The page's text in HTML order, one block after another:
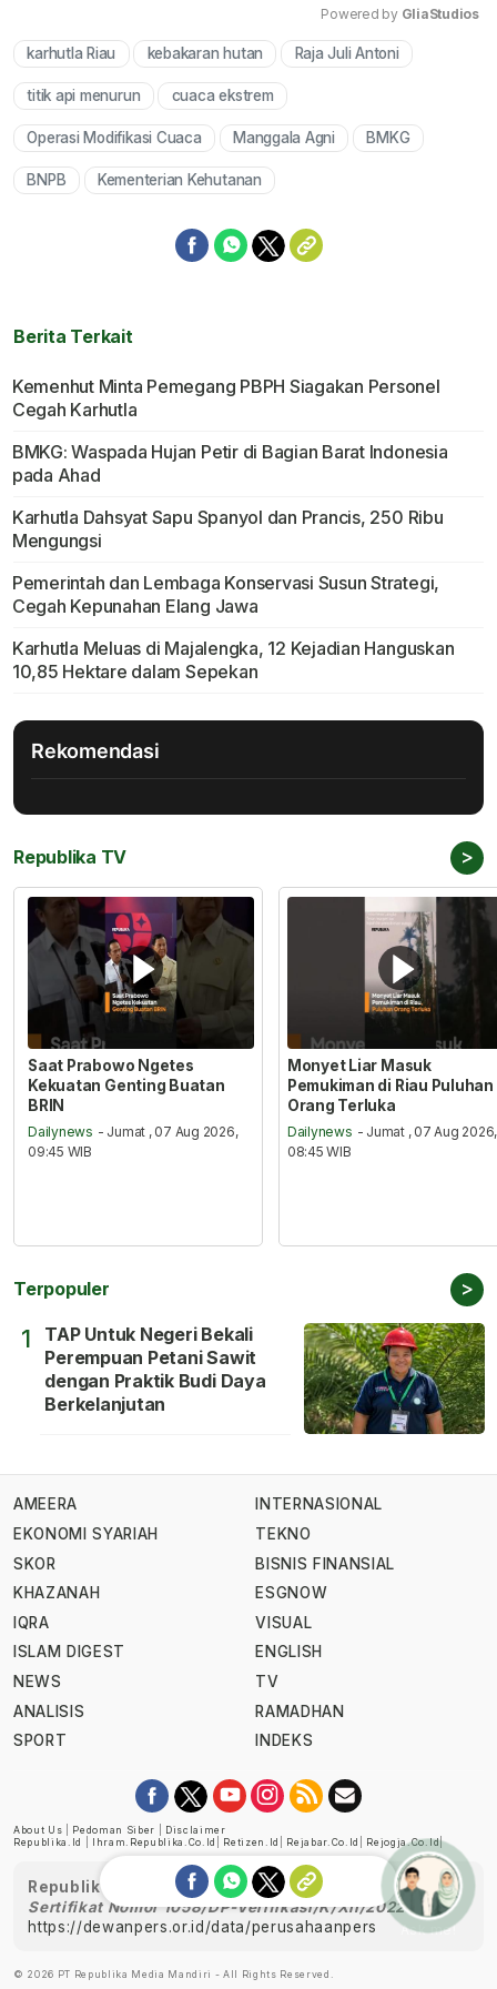
Mute
Powered by GliaStudios
karhutla Riau kebakaran hutan Raja Juli Antoni
titik api menurun cuaca ekstrem
Operasi Modifikasi Cuaca Manggala Agni BMKG
BNPB Kementerian Kehutanan
Berita Terkait
Kemenhut Minta Pemegang PBPH Siagakan Personel
Cegah Karhutla
BMKG: Waspada Hujan Petir di Bagian Barat Indonesia
pada Ahad
Karhutla Dahsyat Sapu Spanyol dan Prancis, 250 Ribu
Mengungsi
Pemerintah dan Lembaga Konservasi Susun Strategi,
Cegah Kepunahan Elang Jawa
Karhutla Meluas di Majalengka, 12 Kejadian Hanguskan
10,85 Hektare dalam Sepekan
Rekomendasi
Republika TV >
Saat Prabowo Ngetes
Kekuatan Genting Buatan
BRIN
Dailynews - Jumat , 07 Aug 2026,
09:45 WIB
Monyet Liar Masuk
Pemukiman di Riau Puluhan
Orang Terluka
Dailynews - Jumat , 07 Aug 2026,
08:45 WIB
Terpopuler >
1
TAP Untuk Negeri Bekali
Perempuan Petani Sawit
dengan Praktik Budi Daya
Berkelanjutan
AMEERA
EKONOMI SYARIAH
SKOR
KHAZANAH
IQRA
ISLAM DIGEST
NEWS
ANALISIS
SPORT
INTERNASIONAL
TEKNO
BISNIS FINANSIAL
ESGNOW
VISUAL
ENGLISH
TV
RAMADHAN
INDEKS
About Us Pedoman Siber
Disclaimer
Republika.id
Ihram.republika.co.id Retizen.id Rejabar.co.id Rejogja.co.id|
Republika telah diverifikasi oleh Dewan Pers
Sertifikat Nomor 1058/DP-Verifikasi/K/XII/2022
https://dewanpers.or.id/data/perusahaanpers
© 2026 PT Republika Media Mandiri - All Rights Reserved.
Ask me!